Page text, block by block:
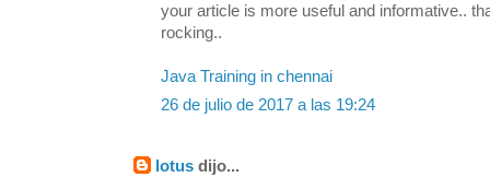
your article is more useful and informative..
rocking..
Java Training in chennai
26 de julio de 2017 a las 19:24
lotus dijo...